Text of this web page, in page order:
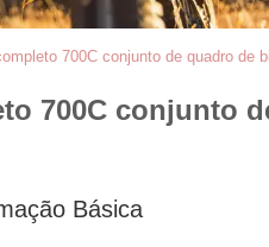
700C conjunto de quadro de
700C conjunto
Básica